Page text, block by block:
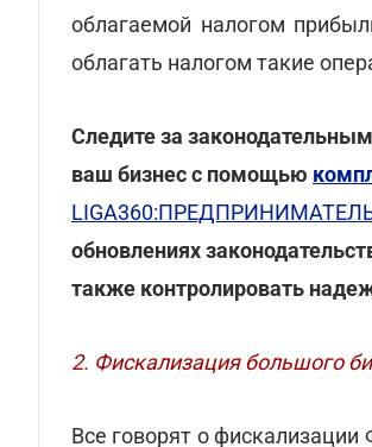
облагаемой налогом
облагать налогом такие
Следите за
ваш бизнес с помощью
обновлениях
также контролировать
2. Фискализация большого
Все говорят о